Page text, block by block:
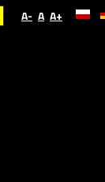
A- A A+